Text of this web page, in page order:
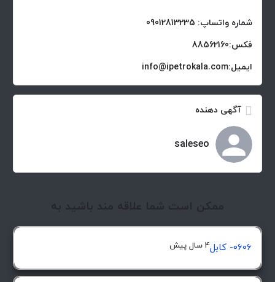
شماره واتساپ: 09012813235
فکس:88562160
ایمیل:info@ipetrokala.com
آگهی دهنده
saleseo
ممکن است شما علاقه مند باشید به
0606- کابل 4 سال پیش